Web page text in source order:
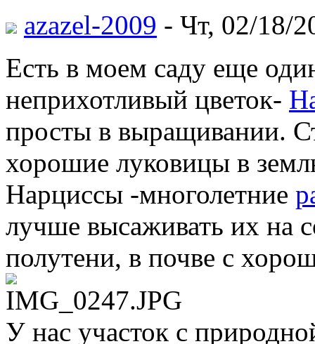
azazel-2009 - Чт, 02/18/
Есть в моем саду еще
неприхотливый цветок-
просты в выращивании.
хорошие луковицы в
Нарциссы -многолетние
лучше высаживать их на
полутени, в почве с
У нас участок с